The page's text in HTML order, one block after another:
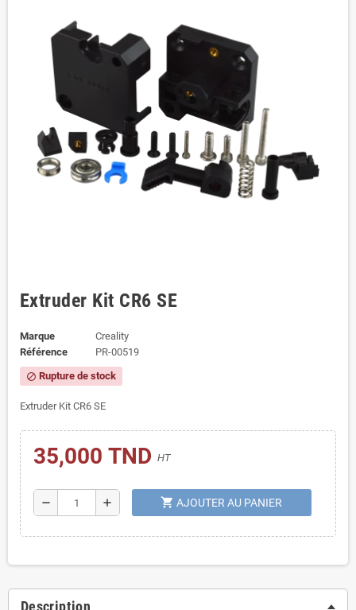
Extruder Kit CR6 SE
Marque
Creality
Référence
PR-00519
block Rupture de stock
Extruder Kit CR6 SE
35,000 TND HT
remove add shopping_cart AJOUTER AU PANIER
Description